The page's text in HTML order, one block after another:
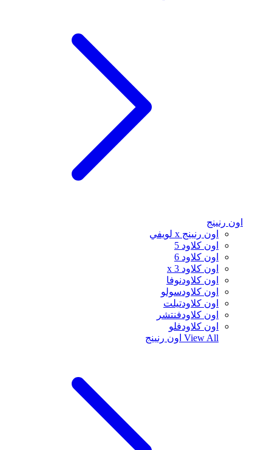
اون رنينج
اون رنينج x لويفي
اون كلاود 5
اون كلاود 6
اون كلاود x 3
اون كلاودنوفا
اون كلاودسولو
اون كلاودتيلت
اون كلاودفنتشر
اون كلاودفلو
View All اون رنينج